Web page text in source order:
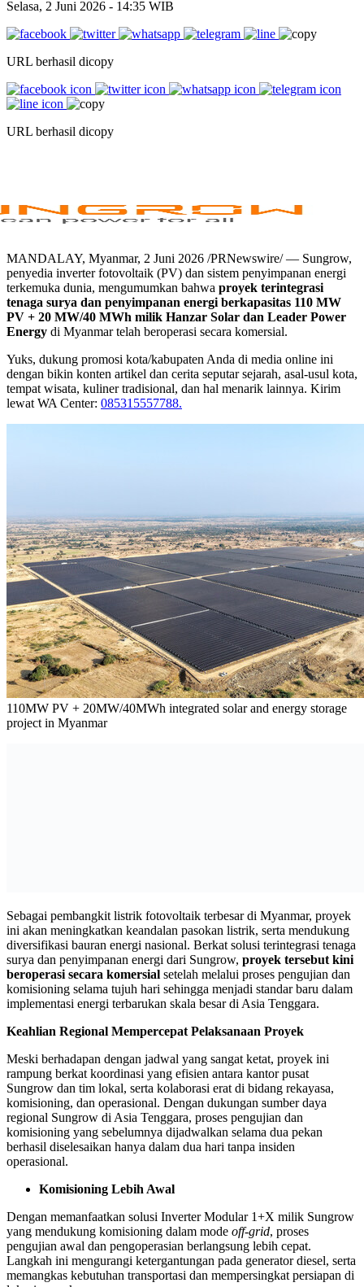
Selasa, 2 Juni 2026 - 14:35 WIB
URL berhasil dicopy
URL berhasil dicopy
MANDALAY, Myanmar, 2 Juni 2026 /PRNewswire/ — Sungrow,
penyedia inverter fotovoltaik (PV) dan sistem penyimpanan energi
terkemuka dunia, mengumumkan bahwa proyek terintegrasi
tenaga surya dan penyimpanan energi berkapasitas 110 MW
PV + 20 MW/40 MWh milik Hanzar Solar dan Leader Power
Energy di Myanmar telah beroperasi secara komersial.
Yuks, dukung promosi kota/kabupaten Anda di media online ini
dengan bikin konten artikel dan cerita seputar sejarah, asal-usul kota,
tempat wisata, kuliner tradisional, dan hal menarik lainnya. Kirim
lewat WA Center: 085315557788.
110MW PV + 20MW/40MWh integrated solar and energy storage
project in Myanmar
Sebagai pembangkit listrik fotovoltaik terbesar di Myanmar, proyek
ini akan meningkatkan keandalan pasokan listrik, serta mendukung
diversifikasi bauran energi nasional. Berkat solusi terintegrasi tenaga
surya dan penyimpanan energi dari Sungrow, proyek tersebut kini
beroperasi secara komersial setelah melalui proses pengujian dan
komisioning selama tujuh hari sehingga menjadi standar baru dalam
implementasi energi terbarukan skala besar di Asia Tenggara.
Keahlian Regional Mempercepat Pelaksanaan Proyek
Meski berhadapan dengan jadwal yang sangat ketat, proyek ini
rampung berkat koordinasi yang efisien antara kantor pusat
Sungrow dan tim lokal, serta kolaborasi erat di bidang rekayasa,
komisioning, dan operasional. Dengan dukungan sumber daya
regional Sungrow di Asia Tenggara, proses pengujian dan
komisioning yang sebelumnya dijadwalkan selama dua pekan
berhasil diselesaikan hanya dalam dua hari tanpa insiden
operasional.
Komisioning Lebih Awal
Dengan memanfaatkan solusi Inverter Modular 1+X milik Sungrow
yang mendukung komisioning dalam mode off-grid, proses
pengujian awal dan pengoperasian berlangsung lebih cepat.
Langkah ini mengurangi ketergantungan pada generator diesel, serta
memangkas kebutuhan transportasi dan mempersingkat persiapan di